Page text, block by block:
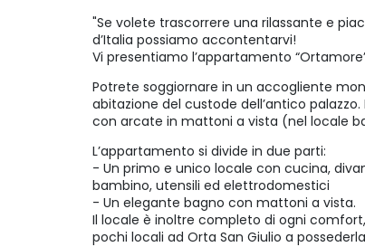
"Se volete trascorrere una rilassante e
d’Italia possiamo accontentarvi!
Vi presentiamo l’appartamento
Potrete soggiornare in un accogliente
abitazione del custode dell’antico
con arcate in mattoni a vista (nel locale
L’appartamento si divide in due parti:
- Un primo e unico locale con cucina,
bambino, utensili ed elettrodomestici
- Un elegante bagno con mattoni a vista.
Il locale è inoltre completo di ogni
pochi locali ad Orta San Giulio a